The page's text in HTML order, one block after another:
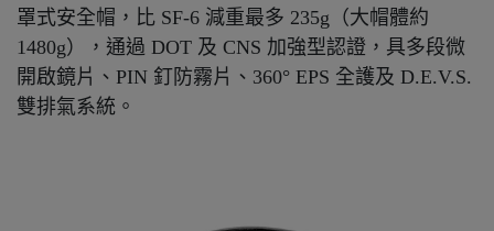
罩式安全帽，比 SF-6 減重最多 235g（大帽體約
1480g），通過 DOT 及 CNS 加強型認證，具多段微
開啟鏡片、PIN 釘防霧片、360° EPS 全護及 D.E.V.S.
雙排氣系統。